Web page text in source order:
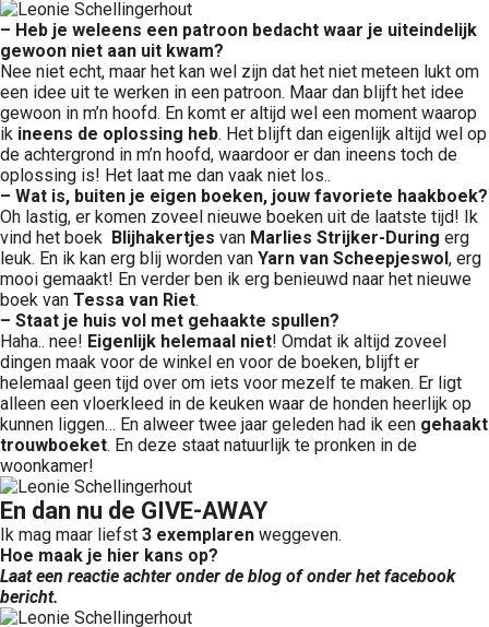
– Heb je weleens een patroon bedacht waar je uiteindelijk
gewoon niet aan uit kwam?
Nee niet echt, maar het kan wel zijn dat het niet meteen lukt om
een idee uit te werken in een patroon. Maar dan blijft het idee
gewoon in m’n hoofd. En komt er altijd wel een moment waarop
ik ineens de oplossing heb. Het blijft dan eigenlijk altijd wel op
de achtergrond in m’n hoofd, waardoor er dan ineens toch de
oplossing is! Het laat me dan vaak niet los..
– Wat is, buiten je eigen boeken, jouw favoriete haakboek?
Oh lastig, er komen zoveel nieuwe boeken uit de laatste tijd! Ik
vind het boek Blijhakertjes van Marlies Strijker-During erg
leuk. En ik kan erg blij worden van Yarn van Scheepjeswol, erg
mooi gemaakt! En verder ben ik erg benieuwd naar het nieuwe
boek van Tessa van Riet.
– Staat je huis vol met gehaakte spullen?
Haha.. nee! Eigenlijk helemaal niet! Omdat ik altijd zoveel
dingen maak voor de winkel en voor de boeken, blijft er
helemaal geen tijd over om iets voor mezelf te maken. Er ligt
alleen een vloerkleed in de keuken waar de honden heerlijk op
kunnen liggen… En alweer twee jaar geleden had ik een gehaakt
trouwboeket. En deze staat natuurlijk te pronken in de
woonkamer!
En dan nu de GIVE-AWAY
Ik mag maar liefst 3 exemplaren weggeven.
Hoe maak je hier kans op?
Laat een reactie achter onder de blog of onder het facebook
bericht.